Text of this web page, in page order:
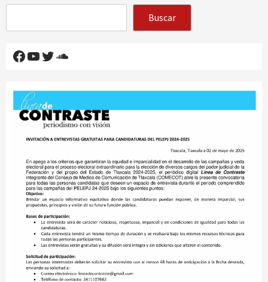
Buscar
Facebook
YouTube
Twitter
SoundCloud